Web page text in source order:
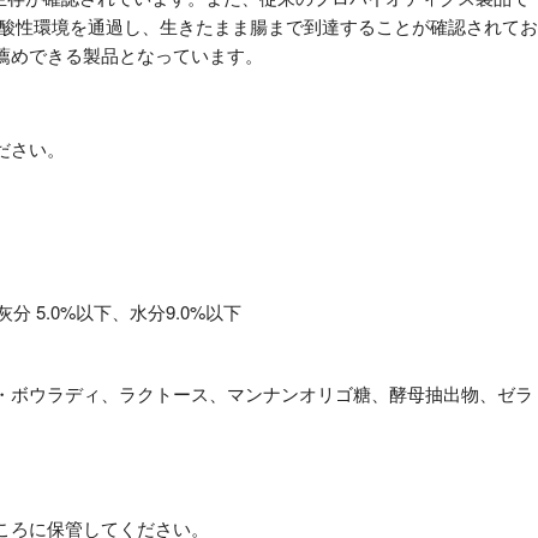
環境を通過し、生きたまま腸まで到達することが確認されてお
できる製品となっています。
い。
分 5.0%以下、水分9.0%以下
ウラディ、ラクトース、マンナンオリゴ糖、酵母抽出物、ゼラ
に保管してください。